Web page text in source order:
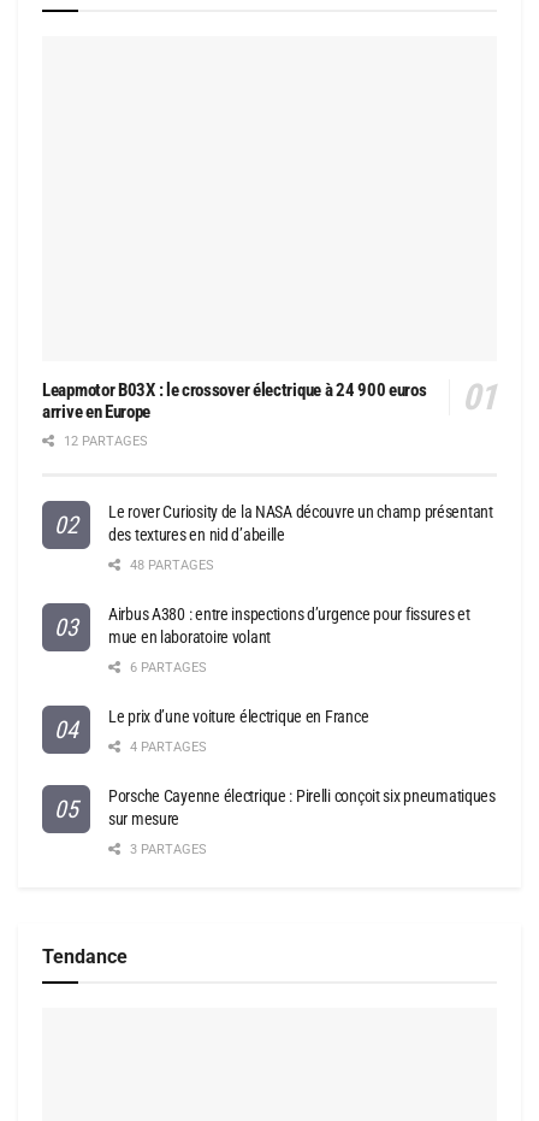
Leapmotor B03X : le crossover électrique à 24 900 euros
arrive en Europe
12 PARTAGES
Le rover Curiosity de la NASA découvre un champ présentant
des textures en nid d’abeille
48 PARTAGES
Airbus A380 : entre inspections d’urgence pour fissures et
mue en laboratoire volant
6 PARTAGES
Le prix d’une voiture électrique en France
4 PARTAGES
Porsche Cayenne électrique : Pirelli conçoit six pneumatiques
sur mesure
3 PARTAGES
Tendance